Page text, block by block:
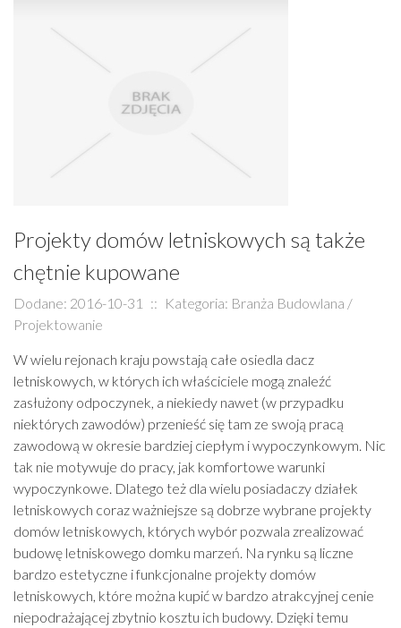
Projekty domów letniskowych są także
chętnie kupowane
Dodane: 2016-10-31 :: Kategoria: Branża Budowlana /
Projektowanie
W wielu rejonach kraju powstają całe osiedla dacz
letniskowych, w których ich właściciele mogą znaleźć
zasłużony odpoczynek, a niekiedy nawet (w przypadku
niektórych zawodów) przenieść się tam ze swoją pracą
zawodową w okresie bardziej ciepłym i wypoczynkowym. Nic
tak nie motywuje do pracy, jak komfortowe warunki
wypoczynkowe. Dlatego też dla wielu posiadaczy działek
letniskowych coraz ważniejsze są dobrze wybrane projekty
domów letniskowych, których wybór pozwala zrealizować
budowę letniskowego domku marzeń. Na rynku są liczne
bardzo estetyczne i funkcjonalne projekty domów
letniskowych, które można kupić w bardzo atrakcyjnej cenie
niepodrażającej zbytnio kosztu ich budowy. Dzięki temu